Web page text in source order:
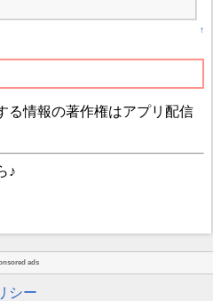
↑
る情報の著作権はアプリ配信
♪
ads
シー